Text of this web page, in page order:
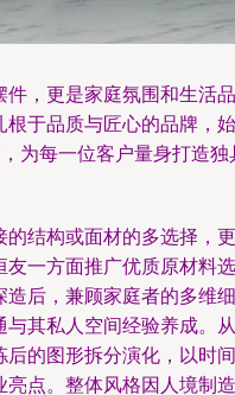
，更是家庭氛围和生活品
于品质与匠心的品牌，始
为每一位客户量身打造独
结构或面材的多选择，更
一方面推广优质原材料选
后，兼顾家庭者的多维细
其私人空间经验养成。从
的图形拆分演化，以时间
点。整体风格因人境制造